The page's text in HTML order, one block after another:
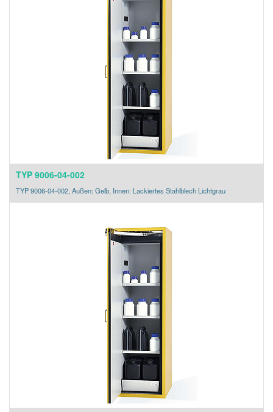
TYP 9006-04-002
TYP 9006-04-002, Außen: Gelb, Innen: Lackiertes Stahlblech Lichtgrau